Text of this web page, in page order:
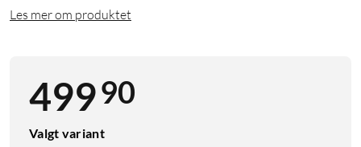
Les mer om produktet
49990
Valgt variant